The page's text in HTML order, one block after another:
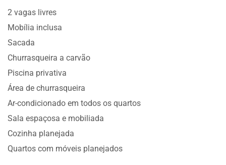
2 vagas livres
Mobília inclusa
Sacada
Churrasqueira a carvão
Piscina privativa
Área de churrasqueira
Ar-condicionado em todos os quartos
Sala espaçosa e mobiliada
Cozinha planejada
Quartos com móveis planejados